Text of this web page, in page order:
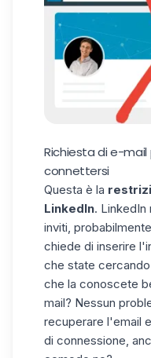
Richiesta di e-mail
connettersi
Questa è la
LinkedIn. LinkedIn
inviti,
chiede di inserire
che state
che la conoscete
mail? Nessun
recuperare l'email
di connessione,